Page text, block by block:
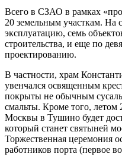
Всего в СЗАО в рамках
20 земельным участкам. На
эксплуатацию, семь
строительства, и еще по
проектированию.
В частности, храм
увенчался освященным
покрыты не обычным
смальты. Кроме того, летом
Москвы в Тушино будет
который станет святыней
Торжественная церемония
работников порта (первое